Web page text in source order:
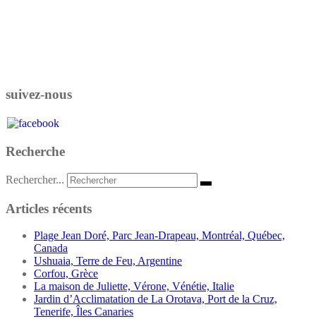
suivez-nous
Recherche
Rechercher...
Articles récents
Plage Jean Doré, Parc Jean-Drapeau, Montréal, Québec,
Canada
Ushuaia, Terre de Feu, Argentine
Corfou, Grèce
La maison de Juliette, Vérone, Vénétie, Italie
Jardin d’Acclimatation de La Orotava, Port de la Cruz,
Tenerife, Îles Canaries